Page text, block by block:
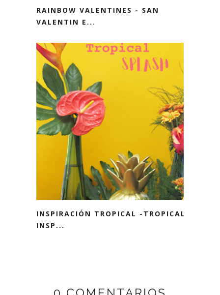
RAINBOW VALENTINES - SAN
VALENTIN E...
INSPIRACIÓN TROPICAL -TROPICAL
INSP...